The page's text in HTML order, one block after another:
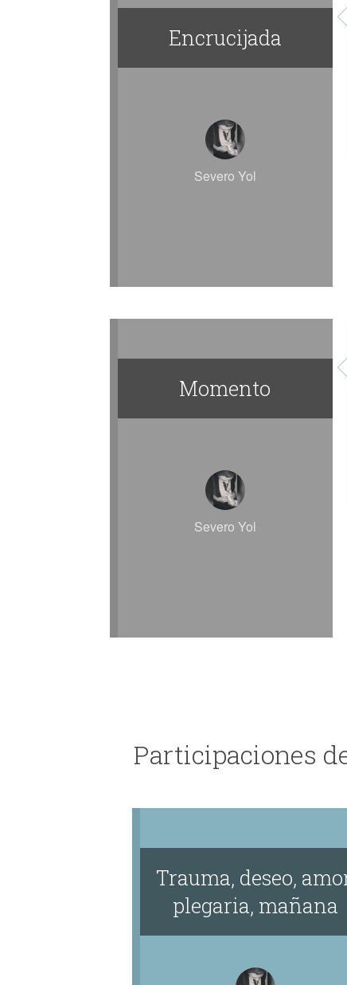
Encrucijada
Severo Yol
Momento
Severo Yol
Participaciones
Trauma, deseo,
plegaria, mañana